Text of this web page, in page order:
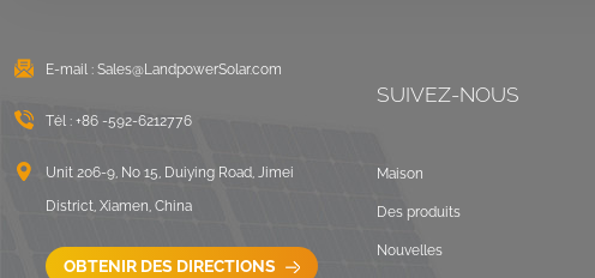
E-mail : Sales@LandpowerSolar.com
Tél : +86 -592-6212776
Unit 206-9, No 15, Duiying Road, Jimei
District, Xiamen, China
OBTENIR DES DIRECTIONS
SUIVEZ-NOUS
Maison
Des produits
Nouvelles